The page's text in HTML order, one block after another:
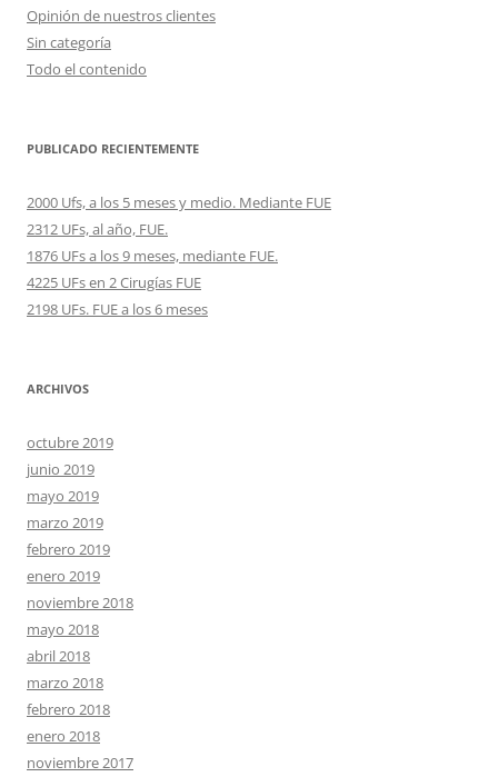
Opinión de nuestros clientes
Sin categoría
Todo el contenido
PUBLICADO RECIENTEMENTE
2000 Ufs, a los 5 meses y medio. Mediante FUE
2312 UFs, al año, FUE.
1876 UFs a los 9 meses, mediante FUE.
4225 UFs en 2 Cirugías FUE
2198 UFs. FUE a los 6 meses
ARCHIVOS
octubre 2019
junio 2019
mayo 2019
marzo 2019
febrero 2019
enero 2019
noviembre 2018
mayo 2018
abril 2018
marzo 2018
febrero 2018
enero 2018
noviembre 2017